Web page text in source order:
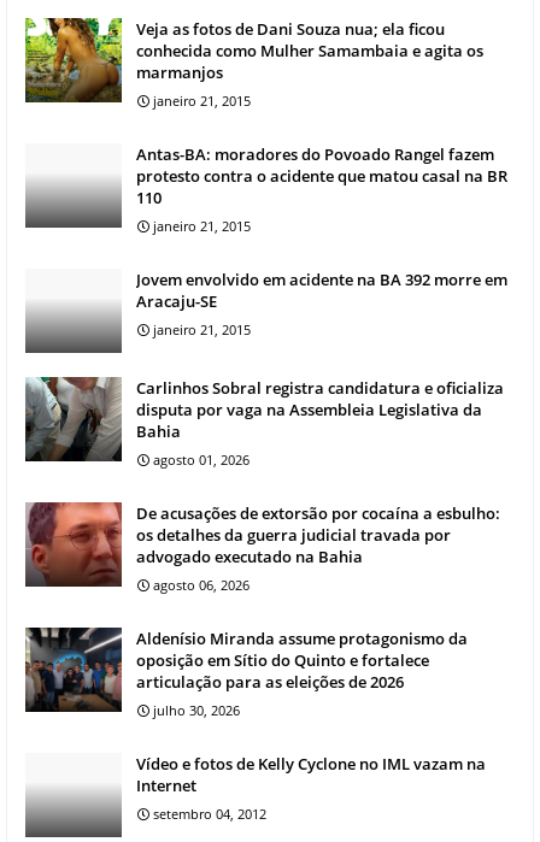
Veja as fotos de Dani Souza nua; ela ficou
conhecida como Mulher Samambaia e agita os
marmanjos
janeiro 21, 2015
Antas-BA: moradores do Povoado Rangel fazem
protesto contra o acidente que matou casal na BR
110
janeiro 21, 2015
Jovem envolvido em acidente na BA 392 morre em
Aracaju-SE
janeiro 21, 2015
Carlinhos Sobral registra candidatura e oficializa
disputa por vaga na Assembleia Legislativa da
Bahia
agosto 01, 2026
De acusações de extorsão por cocaína a esbulho:
os detalhes da guerra judicial travada por
advogado executado na Bahia
agosto 06, 2026
Aldenísio Miranda assume protagonismo da
oposição em Sítio do Quinto e fortalece
articulação para as eleições de 2026
julho 30, 2026
Vídeo e fotos de Kelly Cyclone no IML vazam na
Internet
setembro 04, 2012